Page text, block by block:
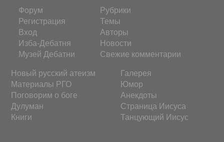
Форум
Регистрация
Вход
Изба-Дебатня
Музей Дебатни
Рубрики
Темы
Авторы
Новости
Свежие комментарии
Новый русский атеизм
Материалы РГО
Поговорим о боге
Дулуман
Книги
Галерея
Юмор
Анекдоты
Страница Иисуса
Танцующий Иисус